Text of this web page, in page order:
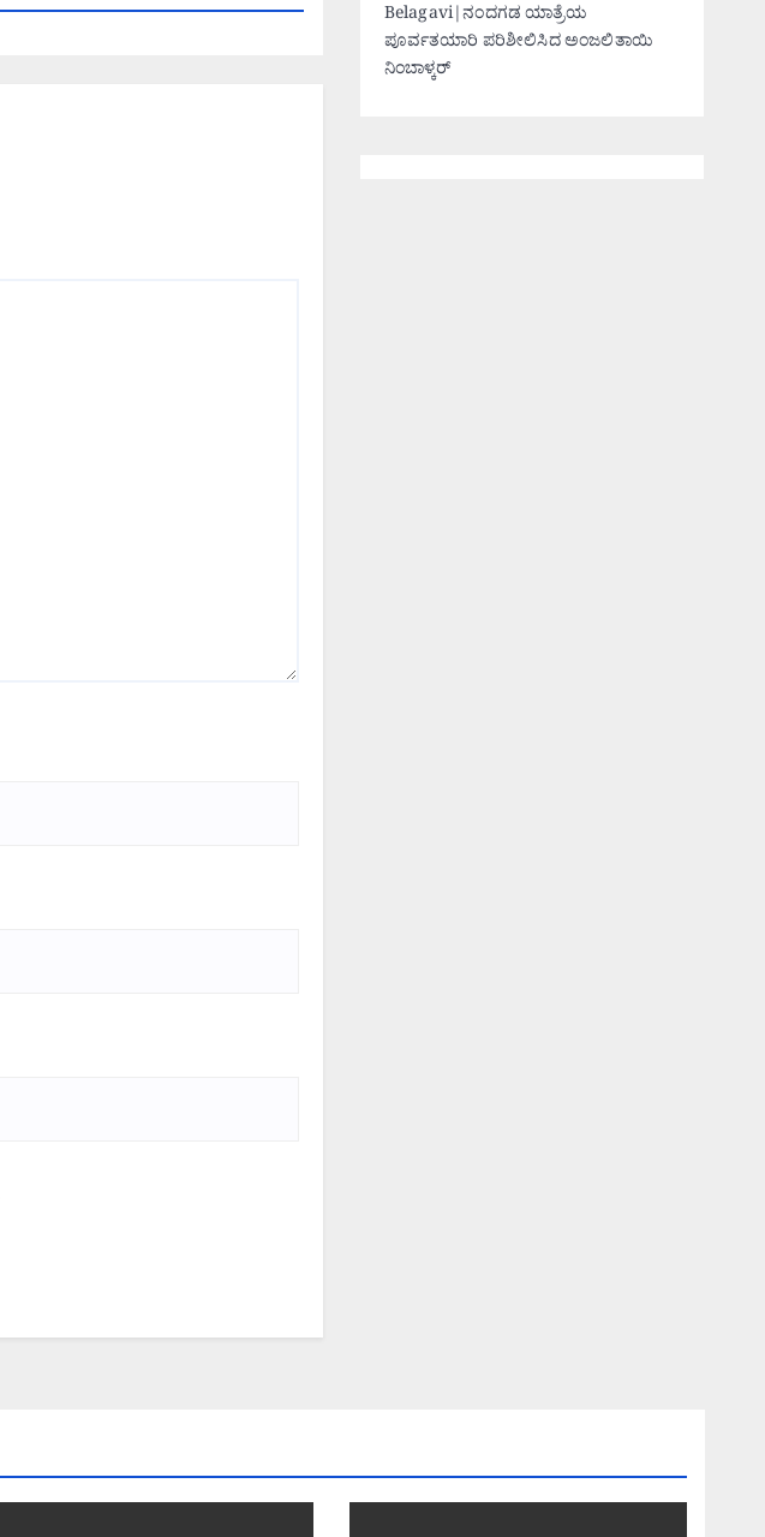
Belagavi|ನಂದಗಡ ಯಾತ್ರೆಯ
ಪೂರ್ವತಯಾರಿ ಪರಿಶೀಲಿಸಿದ ಅಂಜಲಿತಾಯಿ
ನಿಂಬಾಳ್ಕರ್